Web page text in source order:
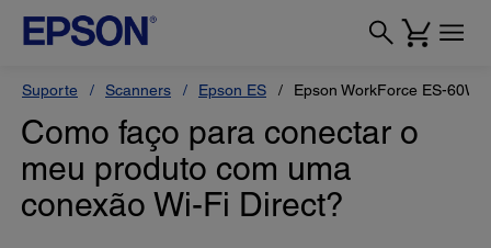
Suporte Scanners Epson ES Epson WorkForce ES-60W
Como faço para conectar o
meu produto com uma
conexão Wi-Fi Direct?